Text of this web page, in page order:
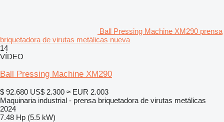
Ball Pressing Machine XM290 prensa
briquetadora de virutas metálicas nueva
14
VÍDEO
Ball Pressing Machine XM290
$ 92.680 US$ 2.300 ≈ EUR 2.003
Maquinaria industrial - prensa briquetadora de virutas metálicas
2024
7.48 Hp (5.5 kW)